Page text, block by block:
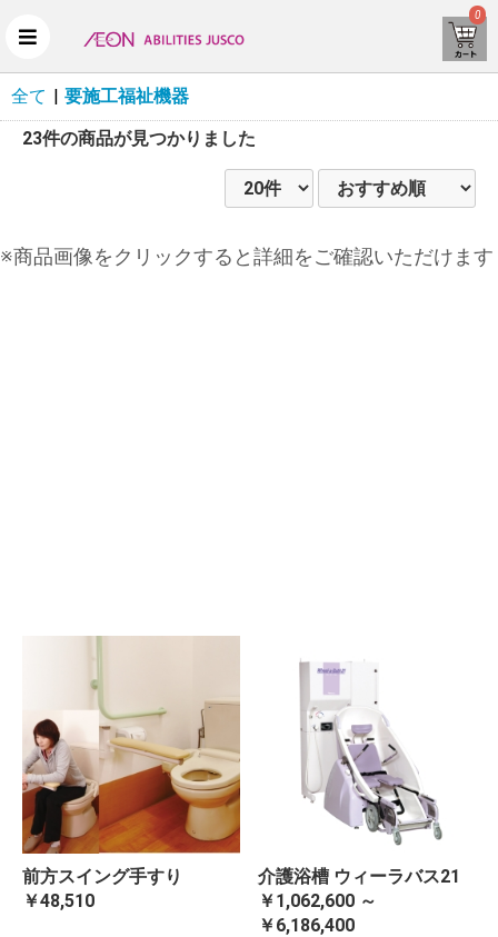
0
全て | 要施工福祉機器
23件の商品が見つかりました
※商品画像をクリックすると詳細をご確認いただけます
前方スイング手すり
￥48,510
介護浴槽 ウィーラバス21
￥1,062,600 ～
￥6,186,400